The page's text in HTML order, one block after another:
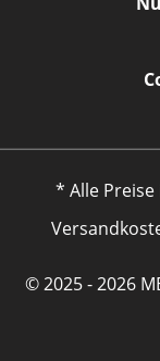
* Alle
© 2025 - 2026